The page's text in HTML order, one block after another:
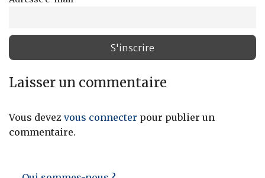
Laisser un commentaire
Vous devez vous connecter pour publier un
commentaire.